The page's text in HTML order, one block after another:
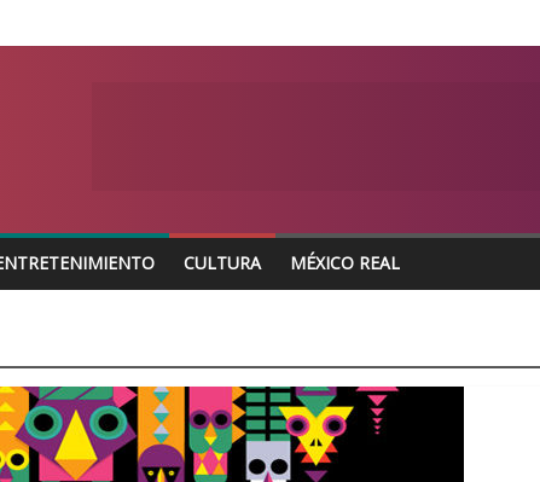
CULTURA MÉXICO REAL